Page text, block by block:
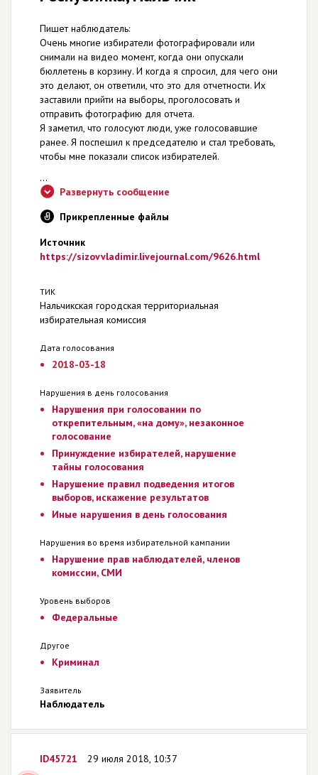
Пишет наблюдатель:
Очень многие избиратели фотографировали или
снимали на видео момент, когда они опускали
бюллетень в корзину. И когда я спросил, для чего они
это делают, он ответили, что это для отчетности. Их
заставили прийти на выборы, проголосовать и
отправить фотографию для отчета.
Я заметил, что голосуют люди, уже голосовавшие
ранее. Я поспешил к председателю и стал требовать,
чтобы мне показали список избирателей.
...
Развернуть сообщение
Прикрепленные файлы
Источник
https://sizovvladimir.livejournal.com/9626.html
ТИК
Нальчикская городская территориальная
избирательная комиссия
Дата голосования
2018-03-18
Нарушения в день голосования
Нарушения при голосовании по
открепительным, «на дому», незаконное
голосование
Принуждение избирателей, нарушение
тайны голосования
Нарушение правил подведения итогов
выборов, искажение результатов
Иные нарушения в день голосования
Нарушения во время избирательной кампании
Нарушение прав наблюдателей, членов
комиссии, СМИ
Уровень выборов
Федеральные
Другое
Криминал
Заявитель
Наблюдатель
ID45721 29 июля 2018, 10:37